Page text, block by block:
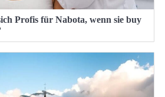
Profis für Nabota, wenn sie buy